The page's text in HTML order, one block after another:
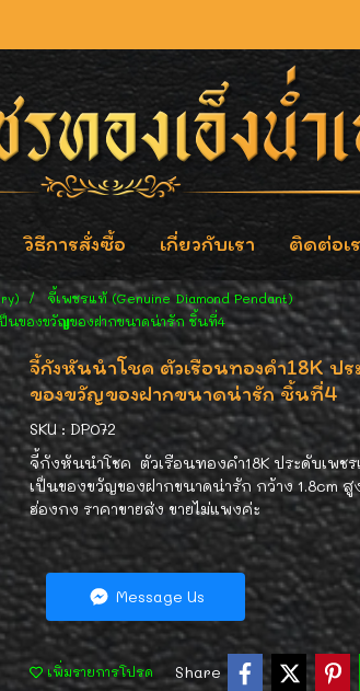
วิธีการสั่งซื้อ เกี่ยวกับเรา ติดต่อเ
จี้เพชรแท้ (Genuine Diamond Pendant)
นของขวัญของฝากขนาดน่ารัก ชิ้นที่4
จี้กังหันนำโชค ตัวเรือนทองคำ18K ป
ของขวัญของฝากขนาดน่ารัก ชิ้นที่4
SKU : DP072
จี้กังหันนำโชค ตัวเรือนทองคำ18K ประดับเพช
เป็นของขวัญของฝากขนาดน่ารัก กว้าง 1.8cm
ฮ่องกง ราคาขายส่ง ขายไม่แพงค่ะ
Message Us
เพิ่มรายการโปรด Share